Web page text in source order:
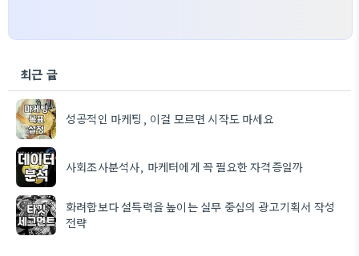
최근 글
성공적인 마케팅, 이걸 모르면 시작도 마세요
사회조사분석사, 마케터에게 꼭 필요한 자격증일까
화려함보다 설득력을 높이는 실무 중심의 광고기획서 작성
전략